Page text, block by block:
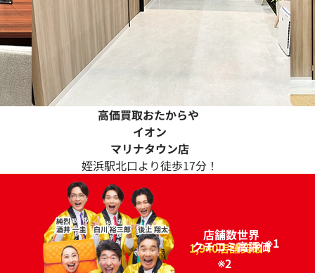
高価買取おたからや
イオン
マリナタウン店
姪浜駅北口より徒歩17分！
店舗数世界
1,940店舗突破！
※1
クチコミ高評価
96.2%
※2